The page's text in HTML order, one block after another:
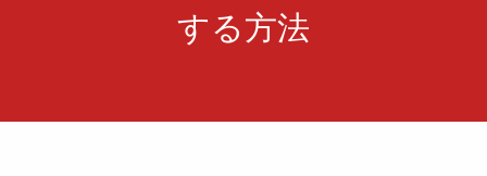
する方法